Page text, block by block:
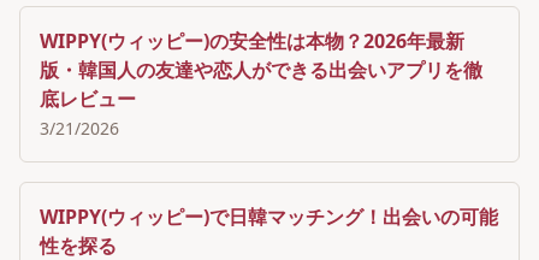
WIPPY(ウィッピー)の安全性は本物？2026年最新
版・韓国人の友達や恋人ができる出会いアプリを徹
底レビュー
3/21/2026
WIPPY(ウィッピー)で日韓マッチング！出会いの可能
性を探る